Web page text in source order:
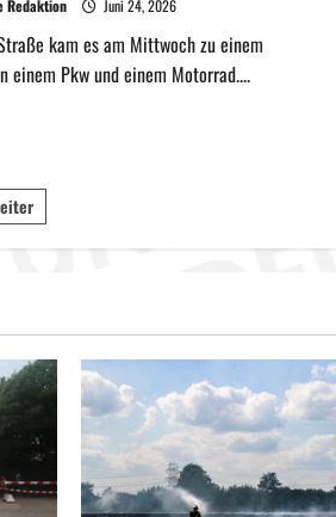
Redaktion Juni 24, 2026
kam es am Mittwoch zu einem
einem Pkw und einem Motorrad....